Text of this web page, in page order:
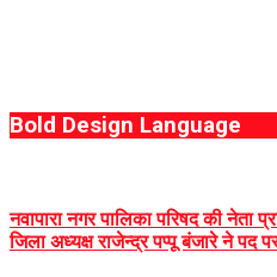
Bold Design Language
नवापारा नगर पालिका परिषद की नेता
जिला अध्यक्ष राजेन्द्र पप्पू बंजारे ने पद